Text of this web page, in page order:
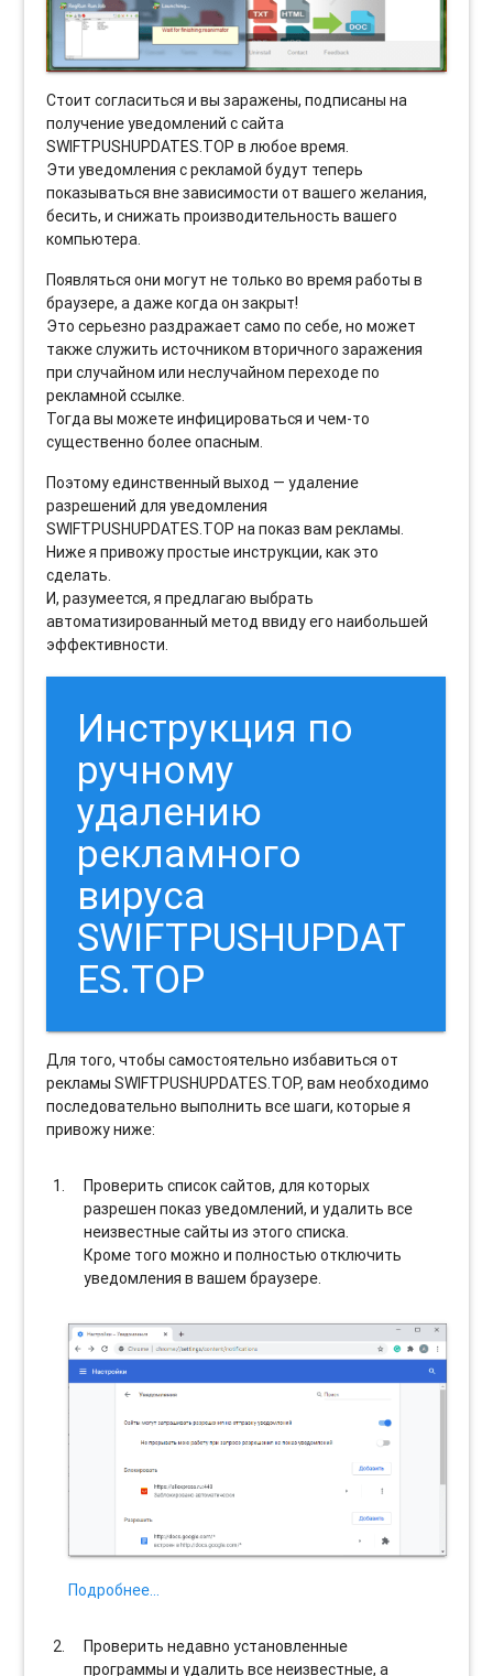
Стоит согласиться и вы заражены, подписаны на
получение уведомлений с сайта
SWIFTPUSHUPDATES.TOP в любое время.
Эти уведомления с рекламой будут теперь
показываться вне зависимости от вашего желания,
бесить, и снижать производительность вашего
компьютера.
Появляться они могут не только во время работы в
браузере, а даже когда он закрыт!
Это серьезно раздражает само по себе, но может
также служить источником вторичного заражения
при случайном или неслучайном переходе по
рекламной ссылке.
Тогда вы можете инфицироваться и чем-то
существенно более опасным.
Поэтому единственный выход — удаление
разрешений для уведомления
SWIFTPUSHUPDATES.TOP на показ вам рекламы.
Ниже я привожу простые инструкции, как это
сделать.
И, разумеется, я предлагаю выбрать
автоматизированный метод ввиду его наибольшей
эффективности.
Инструкция по
ручному
удалению
рекламного
вируса
SWIFTPUSHUPDAT
ES.TOP
Для того, чтобы самостоятельно избавиться от
рекламы SWIFTPUSHUPDATES.TOP, вам необходимо
последовательно выполнить все шаги, которые я
привожу ниже:
Проверить список сайтов, для которых
разрешен показ уведомлений, и удалить все
неизвестные сайты из этого списка.
Кроме того можно и полностью отключить
уведомления в вашем браузере.
Подробнее…
Проверить недавно установленные
программы и удалить все неизвестные, а